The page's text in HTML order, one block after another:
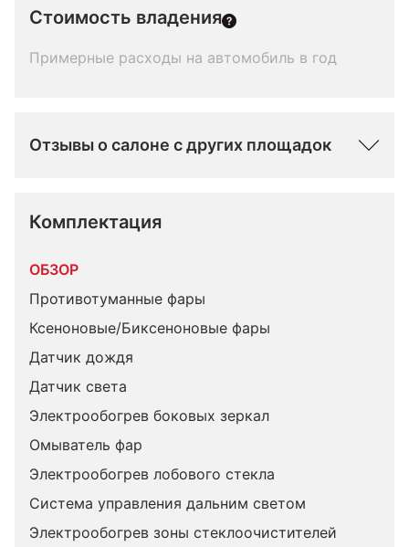
Стоимость владения
Примерные расходы на автомобиль в год
Отзывы о салоне с других площадок
Комплектация
ОБЗОР
Противотуманные фары
Ксеноновые/Биксеноновые фары
Датчик дождя
Датчик света
Электрообогрев боковых зеркал
Омыватель фар
Электрообогрев лобового стекла
Система управления дальним светом
Электрообогрев зоны стеклоочистителей